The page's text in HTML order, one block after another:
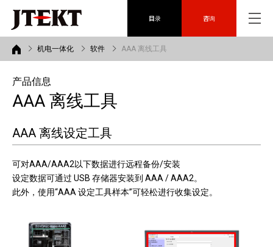
目录 咨询
机电一体化 软件 AAA 离线工具
产品信息
AAA 离线工具
AAA 离线设定工具
可对AAA/AAA2以下数据进行远程备份/安装
设定数据可通过 USB 存储器安装到 AAA / AAA2。
此外，使用“AAA 设定工具样本”可轻松进行收集设定。